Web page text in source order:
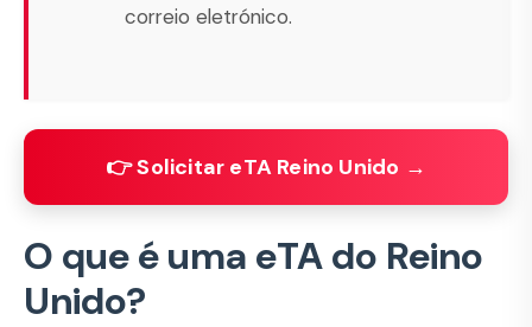
correio eletrónico.
👉 Solicitar eTA Reino Unido →
O que é uma eTA do Reino
Unido?